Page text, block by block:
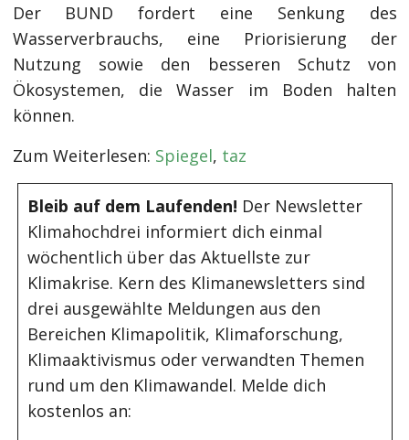
Der BUND fordert eine Senkung des
Wasserverbrauchs, eine Priorisierung der
Nutzung sowie den besseren Schutz von
Ökosystemen, die Wasser im Boden halten
können.
Zum Weiterlesen: Spiegel, taz
Bleib auf dem Laufenden! Der Newsletter
Klimahochdrei informiert dich einmal
wöchentlich über das Aktuellste zur
Klimakrise. Kern des Klimanewsletters sind
drei ausgewählte Meldungen aus den
Bereichen Klimapolitik, Klimaforschung,
Klimaaktivismus oder verwandten Themen
rund um den Klimawandel. Melde dich
kostenlos an: